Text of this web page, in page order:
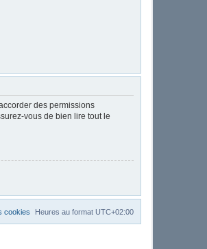
des permissions
vous de bien lire tout le
Heures au format UTC+02:00
cookies